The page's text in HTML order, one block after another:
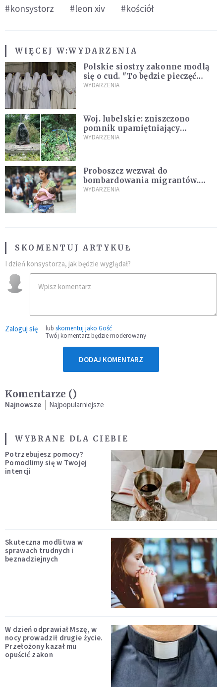
#konsystorz #leon xiv #kościół
WIĘCEJ W:WYDARZENIA
Polskie siostry zakonne modlą
się o cud. "To będzie pieczęć
Pana Boga dla naszej wiary"
WYDARZENIA
Woj. lubelskie: zniszczono
pomnik upamiętniający
żołnierzy UPA. Ambasada
WYDARZENIA
Proboszcz wezwał do
bombardowania migrantów.
"Masowy ogień przeciwko
WYDARZENIA
SKOMENTUJ ARTYKUŁ
I dzień konsystorza, jak będzie wyglądał?
Zaloguj się lub skomentuj jako Gość
Twój komentarz będzie moderowany
DODAJ KOMENTARZ
Komentarze ()
Najnowsze Najpopularniejsze
WYBRANE DLA CIEBIE
Potrzebujesz pomocy?
Pomodlimy się w Twojej
intencji
Skuteczna modlitwa w
sprawach trudnych i
beznadziejnych
W dzień odprawiał Mszę, w
nocy prowadził drugie życie.
Przełożony kazał mu
opuścić zakon